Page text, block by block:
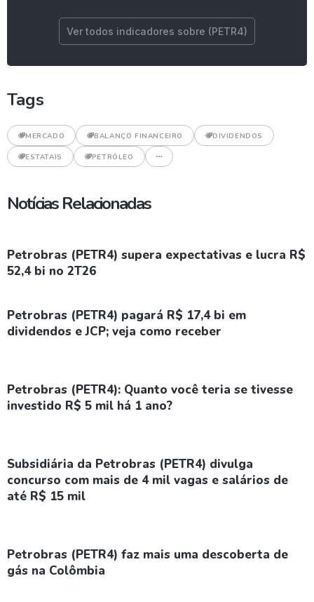
Ver todos indicadores sobre (PETR4)
Tags
MERCADO BALANÇO FINANCEIRO DIVIDENDOS
ESTATAIS PETRÓLEO
Notícias Relacionadas
Petrobras (PETR4) supera expectativas e lucra R$
52,4 bi no 2T26
Petrobras (PETR4) pagará R$ 17,4 bi em
dividendos e JCP; veja como receber
Petrobras (PETR4): Quanto você teria se tivesse
investido R$ 5 mil há 1 ano?
Subsidiária da Petrobras (PETR4) divulga
concurso com mais de 4 mil vagas e salários de
até R$ 15 mil
Petrobras (PETR4) faz mais uma descoberta de
gás na Colômbia